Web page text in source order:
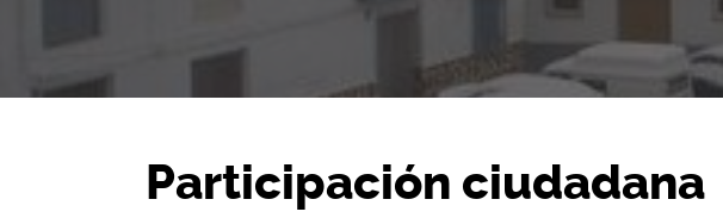
Participación ciudadana